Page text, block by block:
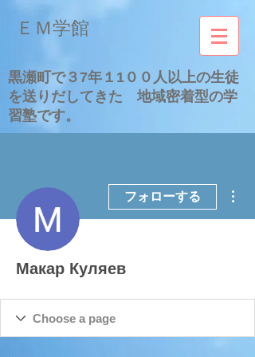
​ＥＭ学館
​黒瀬町で３7年１1００人以上の生徒
を送りだしてきた 地域密着型の学
習塾です。
フォローする
Макар Куляев